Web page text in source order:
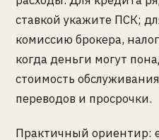
ставкой укажите ПСК;
комиссию брокера,
когда деньги могут
стоимость
переводов и просрочки.
Практичный ориентир: